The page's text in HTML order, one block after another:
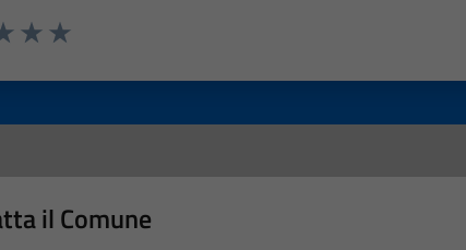
il Comune